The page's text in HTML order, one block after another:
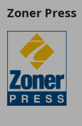
Zoner Press